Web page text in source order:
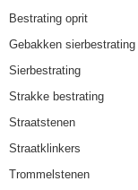
Bestrating oprit
Gebakken sierbestrating
Sierbestrating
Strakke bestrating
Straatstenen
Straatklinkers
Trommelstenen